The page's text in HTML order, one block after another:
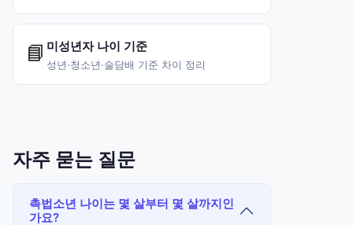
📘 미성년자 나이 기준
성년·청소년·술담배 기준 차이 정리
자주 묻는 질문
촉법소년 나이는 몇 살부터 몇 살까지인
가요?